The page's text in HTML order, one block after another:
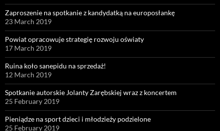
Zaproszenie na spotkanie z kandydatką na europosłankę
23 March 2019
Powiat opracowuje strategię rozwoju oświaty
17 March 2019
Ruina koło sanepidu na sprzedaż!
12 March 2019
Spotkanie autorskie Jolanty Zarębskiej wraz z koncertem
25 February 2019
Pieniądze na sport dzieci i młodzieży podzielone
25 February 2019